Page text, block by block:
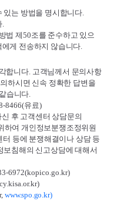
있는 방법을 명시합니다.
.
법 제50조를 준수하고 있으
게 전송하지 않습니다.
합니다. 고객님께서 문의사항
하시면 신속 정확한 답변을
습니다.
8466(유료)
후 고객센터 상담문의
하여 개인정보분쟁조정위원
등에 분쟁해결이나 상담 등
보침해의 신고상담에 대해서
6972(kopico.go.kr)
www.spo.go.kr)